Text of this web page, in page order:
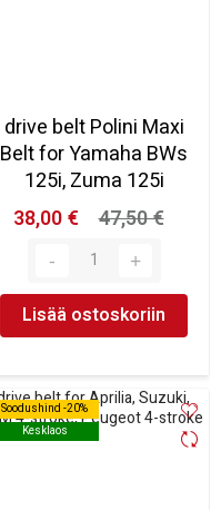
drive belt Polini Maxi
Belt for Yamaha BWs
125i, Zuma 125i
38,00 €
47,50 €
Lisää ostoskoriin
Soodushind -20%
Kesklaos
Soodushind -20%
Kesklaos